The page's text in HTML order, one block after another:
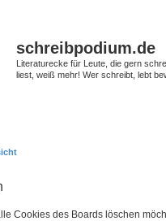
schreibpodium.de
Literaturecke für Leute, die gern
liest, weiß mehr! Wer schreibt, lebt
Cookies des Boards löschen